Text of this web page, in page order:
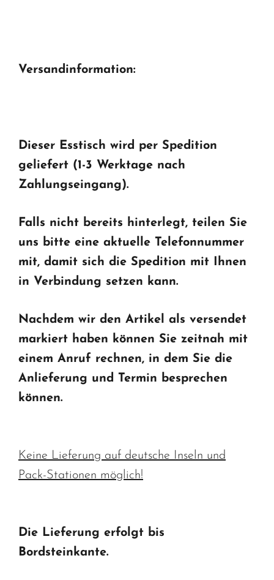
Versandinformation:
Dieser Esstisch wird per Spedition
geliefert (1-3 Werktage nach
Zahlungseingang).
Falls nicht bereits hinterlegt, teilen Sie
uns bitte eine aktuelle Telefonnummer
mit, damit sich die Spedition mit Ihnen
in Verbindung setzen kann.
Nachdem wir den Artikel als versendet
markiert haben können Sie zeitnah mit
einem Anruf rechnen, in dem Sie die
Anlieferung und Termin besprechen
können.
Keine Lieferung auf deutsche Inseln und
Pack-Stationen möglich!
Die Lieferung erfolgt bis
Bordsteinkante.